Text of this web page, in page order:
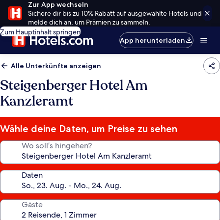
Zur App wechseln
Sichere dir bis zu 10% Rabatt auf ausgewählte Hotels und
melde dich an, um Prämien zu sammeln.
Zum Hauptinhalt springen
App herunterladen
Alle Unterkünfte anzeigen
Steigenberger Hotel Am
Kanzleramt
Wähle deine Daten, um Preise zu sehen
Wo soll’s hingehen?
Daten
Gäste